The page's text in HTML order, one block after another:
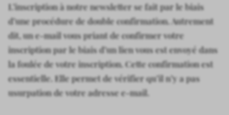
L’inscription à notre newsletter se fait par le biais
d’une procédure de double confirmation. Autrement
dit, un e-mail vous priant de confirmer votre
inscription par le biais d’un lien vous est envoyé dans
la foulée de votre inscription. Cette confirmation est
essentielle. Elle permet de vérifier qu’il n’y a pas
usurpation de votre adresse e-mail.